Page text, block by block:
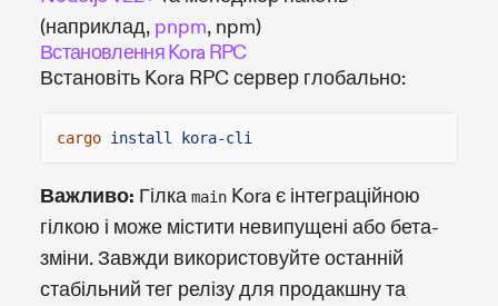
(наприклад, pnpm, npm)
Встановлення Kora RPC
Встановіть Kora RPC сервер глобально:
cargo install kora-cli
Важливо: Гілка main Kora є інтеграційною
гілкою і може містити невипущені або бета-
зміни. Завжди використовуйте останній
стабільний тег релізу для продакшну та